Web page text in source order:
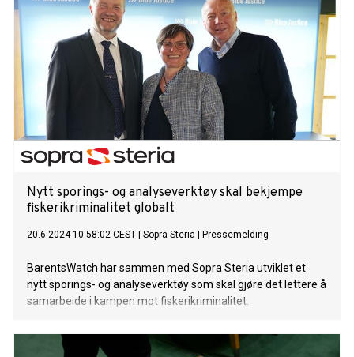
Nytt sporings- og analyseverktøy skal bekjempe
fiskerikriminalitet globalt
20.6.2024 10:58:02 CEST Sopra Steria Pressemelding
BarentsWatch har sammen med Sopra Steria utviklet et
nytt sporings- og analyseverktøy som skal gjøre det lettere å
samarbeide i kampen mot fiskerikriminalitet.